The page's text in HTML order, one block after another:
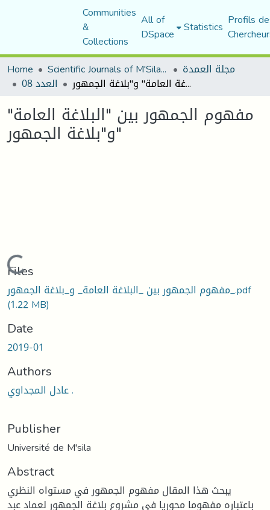
Communities
&
Collections
All of
DSpace Statistics Profils
Home
Scientific Journals of M'Sila University مجلة العمدة
العدد 08 مفهوم الجمهور بين "البلاغة العامة" و"بلاغة الجمهور"
مفهوم الجمهور بين "البلاغة العامة"
و"بلاغة الجمهور"
Loading...
Files
مفهوم الجمهور بين _البلاغة العامة_ و_بلاغة الجمهور_.pdf
(1.22 MB)
Date
2019-01
Authors
عادل المجداوي .
Publisher
Université de M'sila
Abstract
يبحث هذا المقال مفهوم الجمهور في مستواه النظري
باعتباره مفهوما محوريا في مشروع بلاغة الجمهور لعماد عبد